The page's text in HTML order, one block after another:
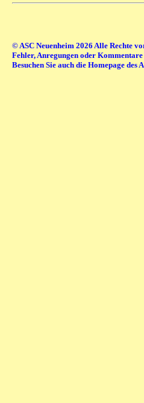
© ASC Neuenheim 2026 Alle Rechte
Fehler, Anregungen oder Kommentare
Besuchen Sie auch die Homepage des